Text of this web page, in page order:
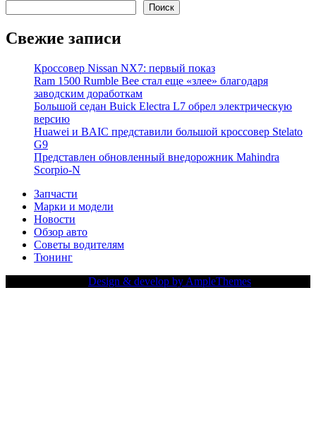
Поиск
Свежие записи
Кроссовер Nissan NX7: первый показ
Ram 1500 Rumble Bee стал еще «злее» благодаря
заводским доработкам
Большой седан Buick Electra L7 обрел электрическую
версию
Huawei и BAIC представили большой кроссовер Stelato
G9
Представлен обновленный внедорожник Mahindra
Scorpio-N
Запчасти
Марки и модели
Новости
Обзор авто
Советы водителям
Тюнинг
Design & develop by AmpleThemes